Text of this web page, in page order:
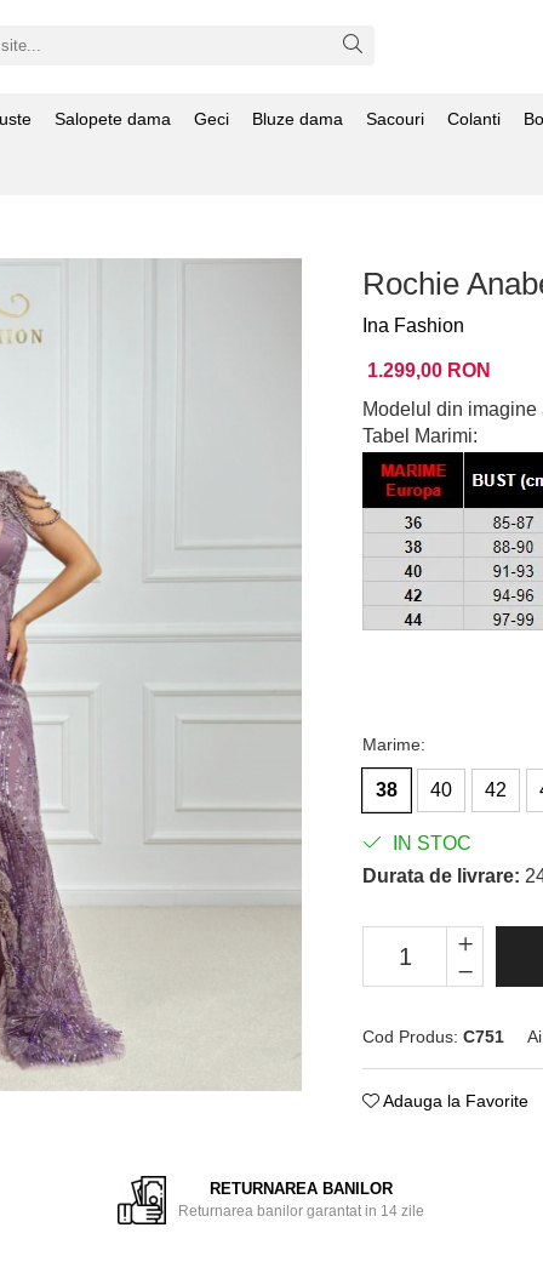
Salopete dama Geci Bluze dama Sacouri Colanti
Rochie
Ina Fashion
1.299,00 RON
Modelul din imagine
Tabel Marimi:
Marime:
38 40 42
IN STOC
Durata de livrare:
Cod Produs: C751
Adauga la Favorite
RETURNAREA BANILOR
Returnarea banilor garantat in 14 zile